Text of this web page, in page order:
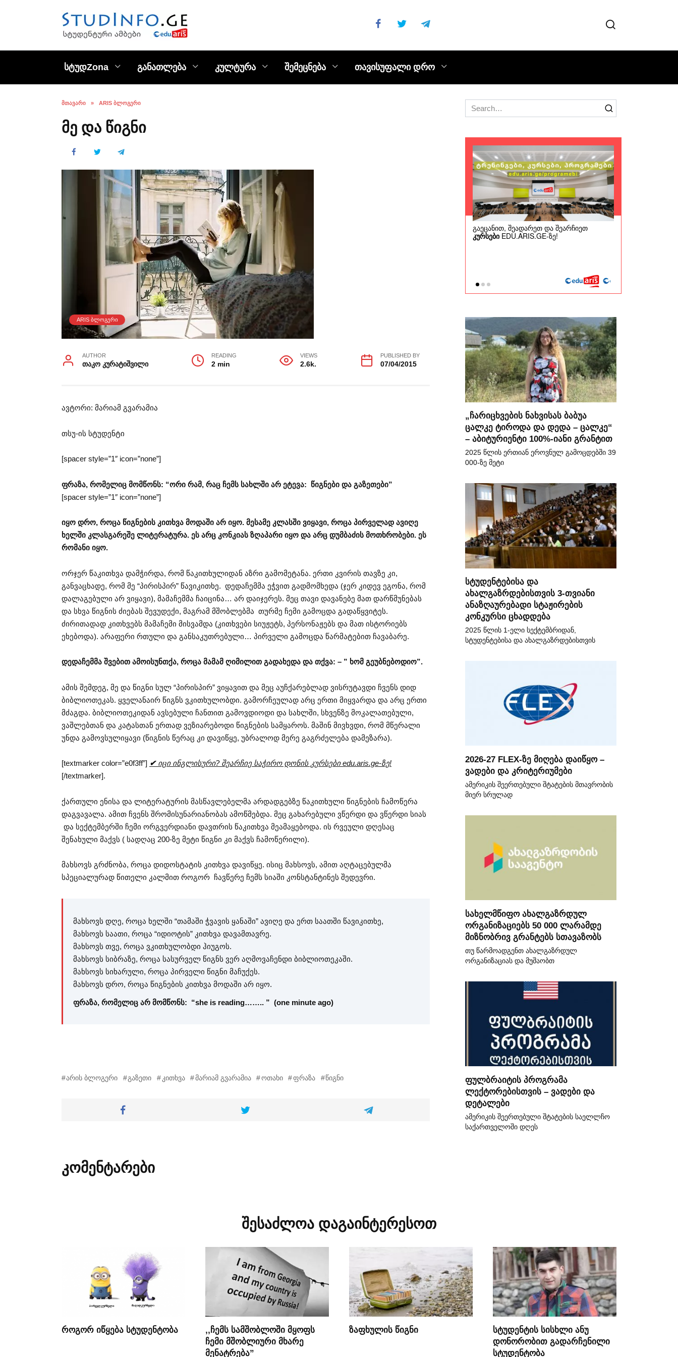
სტუდZona განათლება კულტურა შემეცნება თავისუფალი დრო
ᲛᲗᲐᲕᲐᲠᲘ » ARIS ᲑᲚᲝᲒᲔᲠᲘ
მე და წიგნი
ARIS ᲑᲚᲝᲒᲔᲠᲘ
AUTHOR
თაკო კურატიშვილი
READING
2 min
VIEWS
2.6k.
PUBLISHED BY
07/04/2015
ავტორი: მარიამ გვარამია
თსუ-ის სტუდენტი
[spacer style=”1″ icon=”none”]
ფრაზა, რომელიც მომწონს: “ორი რამ, რაც ჩემს სახლში არ ეტევა: წიგნები და გაზეთები”
[spacer style=”1″ icon=”none”]
იყო დრო, როცა წიგნების კითხვა მოდაში არ იყო. მესამე კლასში ვიყავი, როცა პირველად ავიღე
ხელში კლასგარეშე ლიტერატურა. ეს არც კონკიას ზღაპარი იყო და არც დუმბაძის მოთხრობები. ეს
რომანი იყო.
ორჯერ წაკითხვა დამჭირდა, რომ წაკითხულიდან აზრი გამომეტანა. ერთი კვირის თავზე კი,
განვაცხადე, რომ მე “პირისპირ” წავიკითხე. დედაჩემმა ეჭვით გადმომხედა (ჯერ კიდევ ეგონა, რომ
დალაგებული არ ვიყავი), მამაჩემმა ჩაიცინა… არ დაიჯერეს. მეც თავი დავანებე მათ დარწმუნებას
და სხვა წიგნის ძიებას შევუდექი, მაგრამ მშობლებმა თურმე ჩემი გამოცდა გადაწყვიტეს.
ძირითადად კითხვებს მამაჩემი მისვამდა (კითხვები სიუჟეტს, პერსონაჟებს და მათ ისტორიებს
ეხებოდა). არაფერი რთული და განსაკუთრებული… პირველი გამოცდა წარმატებით ჩავაბარე.
დედაჩემმა შვებით ამოისუნთქა, როცა მამამ ღიმილით გადახედა და თქვა: – ” ხომ გეუბნებოდიო”.
ამის შემდეგ, მე და წიგნი სულ “პირისპირ” ვიყავით და მეც აუჩქარებლად ვისრუტავდი ჩვენს დიდ
ბიბლიოთეკას. ყველანაირ წიგნს ვკითხულობდი. გამორჩეულად არც ერთი მიყვარდა და არც ერთი
მძაგდა. ბიბლიოთეკიდან ავსებული ჩანთით გამოვდიოდი და სახლში, სხვენზე მოკალათებული,
ვაშლებთან და კატასთან ერთად ვეზიარებოდი წიგნების სამყაროს. მაშინ მივხვდი, რომ მწერალი
უნდა გამოვსულიყავი (წიგნის წერაც კი დავიწყე, უბრალოდ მერე გაგრძელება დამეზარა).
[textmarker color=”e0f3ff”] ✔იცი ინგლისური? შეარჩიე საჭირო დონის კურსები edu.aris.ge-ზე!
[/textmarker].
ქართული ენისა და ლიტერატურის მასწავლებელმა არდადგებზე წაკითხული წიგნების ჩამოწერა
დაგვავალა. ამით ჩვენს შრომისუნარიანობას ამოწმებდა. მეც გახარებული ვწერდი და ვწერდი სიას
და სექტემბერში ჩემი ორგვერდიანი დავთრის წაკითხვა მეამაყებოდა. ის რვეული დღესაც
შენახული მაქვს ( სადღაც 200-ზე მეტი წიგნი კი მაქვს ჩამოწერილი).
მახსოვს გრძნობა, როცა დიდოსტატის კითხვა დავიწყე. ისიც მახსოვს, ამით აღტაცებულმა
სპეციალურად წითელი კალმით როგორ ჩავწერე ჩემს სიაში კონსტანტინეს შედევრი.
მახსოვს დღე, როცა ხელში “თამაში ჭვავის ყანაში” ავიღე და ერთ საათში წავიკითხე,
მახსოვს საათი, როცა “იდიოტის” კითხვა დავამთავრე.
მახსოვს თვე, როცა ვკითხულობდი ჰიუგოს.
მახსოვს სიბრაზე, როცა სასურველ წიგნს ვერ აღმოვაჩენდი ბიბლიოთეკაში.
მახსოვს სიხარული, როცა პირველი წიგნი მაჩუქეს.
მახსოვს დრო, როცა წიგნების კითხვა მოდაში არ იყო.
ფრაზა, რომელიც არ მომწონს: “she is reading…….. ” (one minute ago)
არის ბლოგერი გაზეთი კითხვა მარიამ გვარამია ოთახი ფრაზა წიგნი
კომენტარები
Search
for:
„ჩარიცხვების ნახვისას ბაბუა
ცალკე ტიროდა და დედა – ცალკე“
– აბიტურიენტი 100%-იანი გრანტით
2025 წლის ერთიან ეროვნულ გამოცდებში 39
000-ზე მეტი
სტუდენტებისა და
ახალგაზრდებისთვის 3-თვიანი
ანაზღაურებადი სტაჟირების
კონკურსი ცხადდება
2025 წლის 1-ელი სექტემბრიდან,
სტუდენტებისა და ახალგაზრდებისთვის
2026-27 FLEX-ზე მიღება დაიწყო –
ვადები და კრიტერიუმები
ამერიკის შეერთებული შტატების მთავრობის
მიერ სრულად
სახელმწიფო ახალგაზრდულ
ორგანიზაციებს 50 000 ლარამდე
მიზნობრივ გრანტებს სთავაზობს
თუ წარმოადგენთ ახალგაზრდულ
ორგანიზაციას და მუშაობთ
ფულბრაიტის პროგრამა
ლექტორებისთვის – ვადები და
დეტალები
ამერიკის შეერთებული შტატების საელლჩო
საქართველოში დღეს
შესაძლოა დაგაინტერესოთ
როგორ იწყება სტუდენტობა
,,ჩემს სამშობლოში მყოფს
ჩემი მშობლიური მხარე
მენატრება”
ზაფხულის წიგნი
სტუდენტის სისხლი ანუ
დონორობით გადარჩენილი
სტუდენტობა